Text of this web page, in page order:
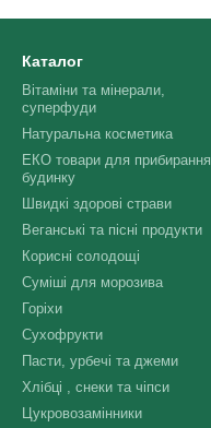
Каталог
Вітаміни та мінерали,
суперфуди
Натуральна косметика
ЕКО товари для прибирання
будинку
Швидкі здорові страви
Веганські та пісні продукти
Корисні солодощі
Суміші для морозива
Горіхи
Сухофрукти
Пасти, урбечі та джеми
Хлібці , снеки та чіпси
Цукровозамінники